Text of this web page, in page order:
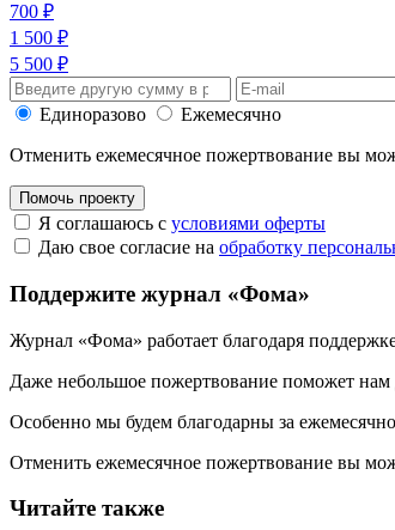
700 ₽
1 500 ₽
5 500 ₽
Единоразово
Ежемесячно
Отменить ежемесячное пожертвование вы
Помочь проекту
Я соглашаюсь с условиями оферты
Даю свое согласие на обработку
Поддержите журнал «Фома»
Журнал «Фома» работает благодаря
Даже небольшое пожертвование поможет нам
Особенно мы будем благодарны за
Отменить ежемесячное пожертвование вы
Читайте также